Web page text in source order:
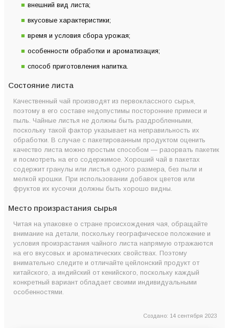
внешний вид листа;
вкусовые характеристики;
время и условия сбора урожая;
особенности обработки и ароматизация;
способ приготовления напитка.
Состояние листа
Качественный чай производят из первоклассного сырья,
поэтому в его составе недопустимы посторонние примеси и
пыль. Чайные листья не должны быть раздробленными,
поскольку такой фактор указывает на неправильность их
обработки. В случае с пакетированным продуктом оценить
качество листа можно простым способом — разорвать пакетик
и посмотреть на его содержимое. Хороший чай в пакетах
содержит гранулы или листья одного размера, без пыли и
мелкой крошки. При использовании добавок цветов или
фруктов их кусочки должны быть хорошо видны.
Место произрастания сырья
Читая на упаковке о стране происхождения чая, обращайте
внимание на детали, поскольку географическое положение и
условия произрастания чайного листа напрямую отражаются
на его вкусовых и ароматических свойствах. Поэтому
внимательно следите и отличайте цейлонский продукт от
китайского, а индийский от кенийского, поскольку каждый
конкретный вариант обладает своими индивидуальными
особенностями.
Создано: 14 сентября 2023